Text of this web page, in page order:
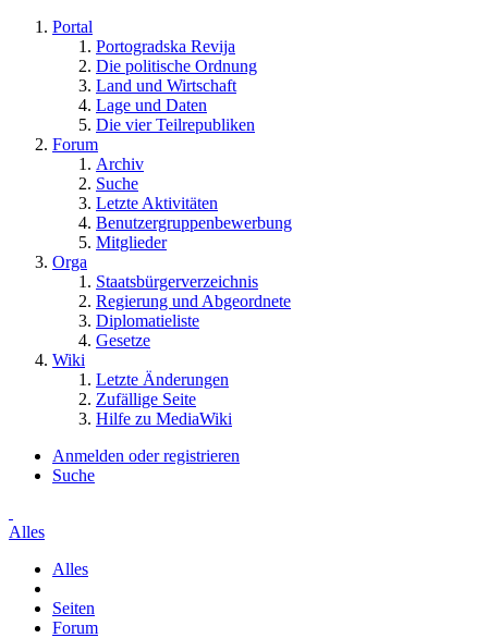
Portal
Portogradska Revija
Die politische Ordnung
Land und Wirtschaft
Lage und Daten
Die vier Teilrepubliken
Forum
Archiv
Suche
Letzte Aktivitäten
Benutzergruppenbewerbung
Mitglieder
Orga
Staatsbürgerverzeichnis
Regierung und Abgeordnete
Diplomatieliste
Gesetze
Wiki
Letzte Änderungen
Zufällige Seite
Hilfe zu MediaWiki
Anmelden oder registrieren
Suche
Alles
Alles
Seiten
Forum